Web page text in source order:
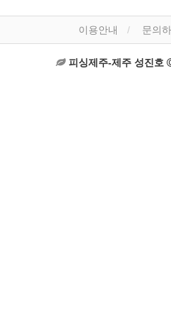
이용안내 문의
피싱제주-제주 성진호